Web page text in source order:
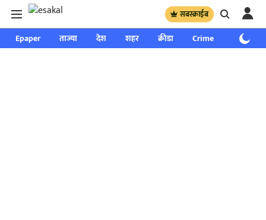
सबस्क्राईब
Epaper ताज्या देश शहर क्रीडा Crime साप्ताहिक